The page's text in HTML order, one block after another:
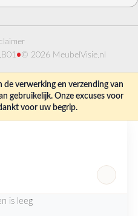
•© 2026 MeubelVisie.nl
verwerking en verzending van
gebruikelijk. Onze excuses voor
voor uw begrip.
is leeg